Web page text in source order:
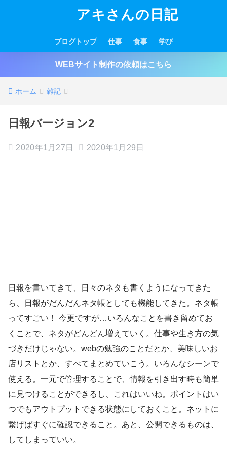
アキさんの日記
ブログトップ 仕事 食事 学び
WEBサイト制作の依頼はこちら
ホーム 雑記
日報バージョン2
2020年1月27日 2020年1月29日
日報を書いてきて、日々のネタも書くようになってきた
ら、日報がだんだんネタ帳としても機能してきた。ネタ帳
ってすごい！ 今更ですが…いろんなことを書き留めてお
くことで、ネタがどんどん増えていく。仕事や生き方の気
づきだけじゃない。webの勉強のことだとか、美味しいお
店リストとか、すべてまとめていこう。いろんなシーンで
使える。一元で管理することで、情報を引き出す時も簡単
に見つけることができるし、これはいいね。ポイントはい
つでもアウトプットできる状態にしておくこと。ネットに
繋げばすぐに確認できること。あと、公開できるものは、
してしまっていい。